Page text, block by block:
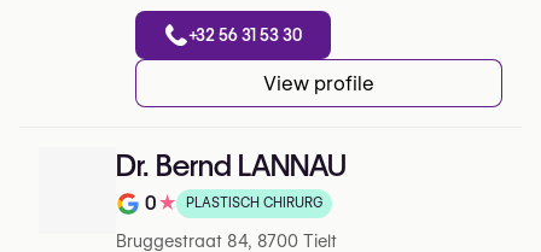
+32 56 31 53 30
View profile
Dr. Bernd LANNAU
Note de 0 sur 5 sur Google
0★ PLASTISCH CHIRURG
Bruggestraat 84, 8700 Tielt